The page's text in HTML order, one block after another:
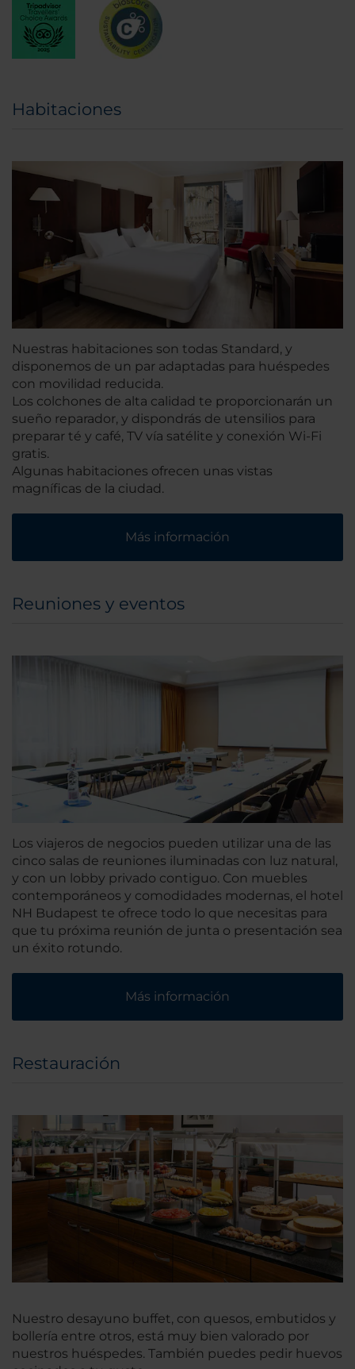
Habitaciones
Nuestras habitaciones son todas Standard, y
disponemos de un par adaptadas para huéspedes
con movilidad reducida.
Los colchones de alta calidad te proporcionarán un
sueño reparador, y dispondrás de utensilios para
preparar té y café, TV vía satélite y conexión Wi-Fi
gratis.
Algunas habitaciones ofrecen unas vistas
magníficas de la ciudad.
Más información
Reuniones y eventos
Los viajeros de negocios pueden utilizar una de las
cinco salas de reuniones iluminadas con luz natural,
y con un lobby privado contiguo. Con muebles
contemporáneos y comodidades modernas, el hotel
NH Budapest te ofrece todo lo que necesitas para
que tu próxima reunión de junta o presentación sea
un éxito rotundo.
Más información
Restauración
Nuestro desayuno buffet, con quesos, embutidos y
bollería entre otros, está muy bien valorado por
nuestros huéspedes. También puedes pedir huevos